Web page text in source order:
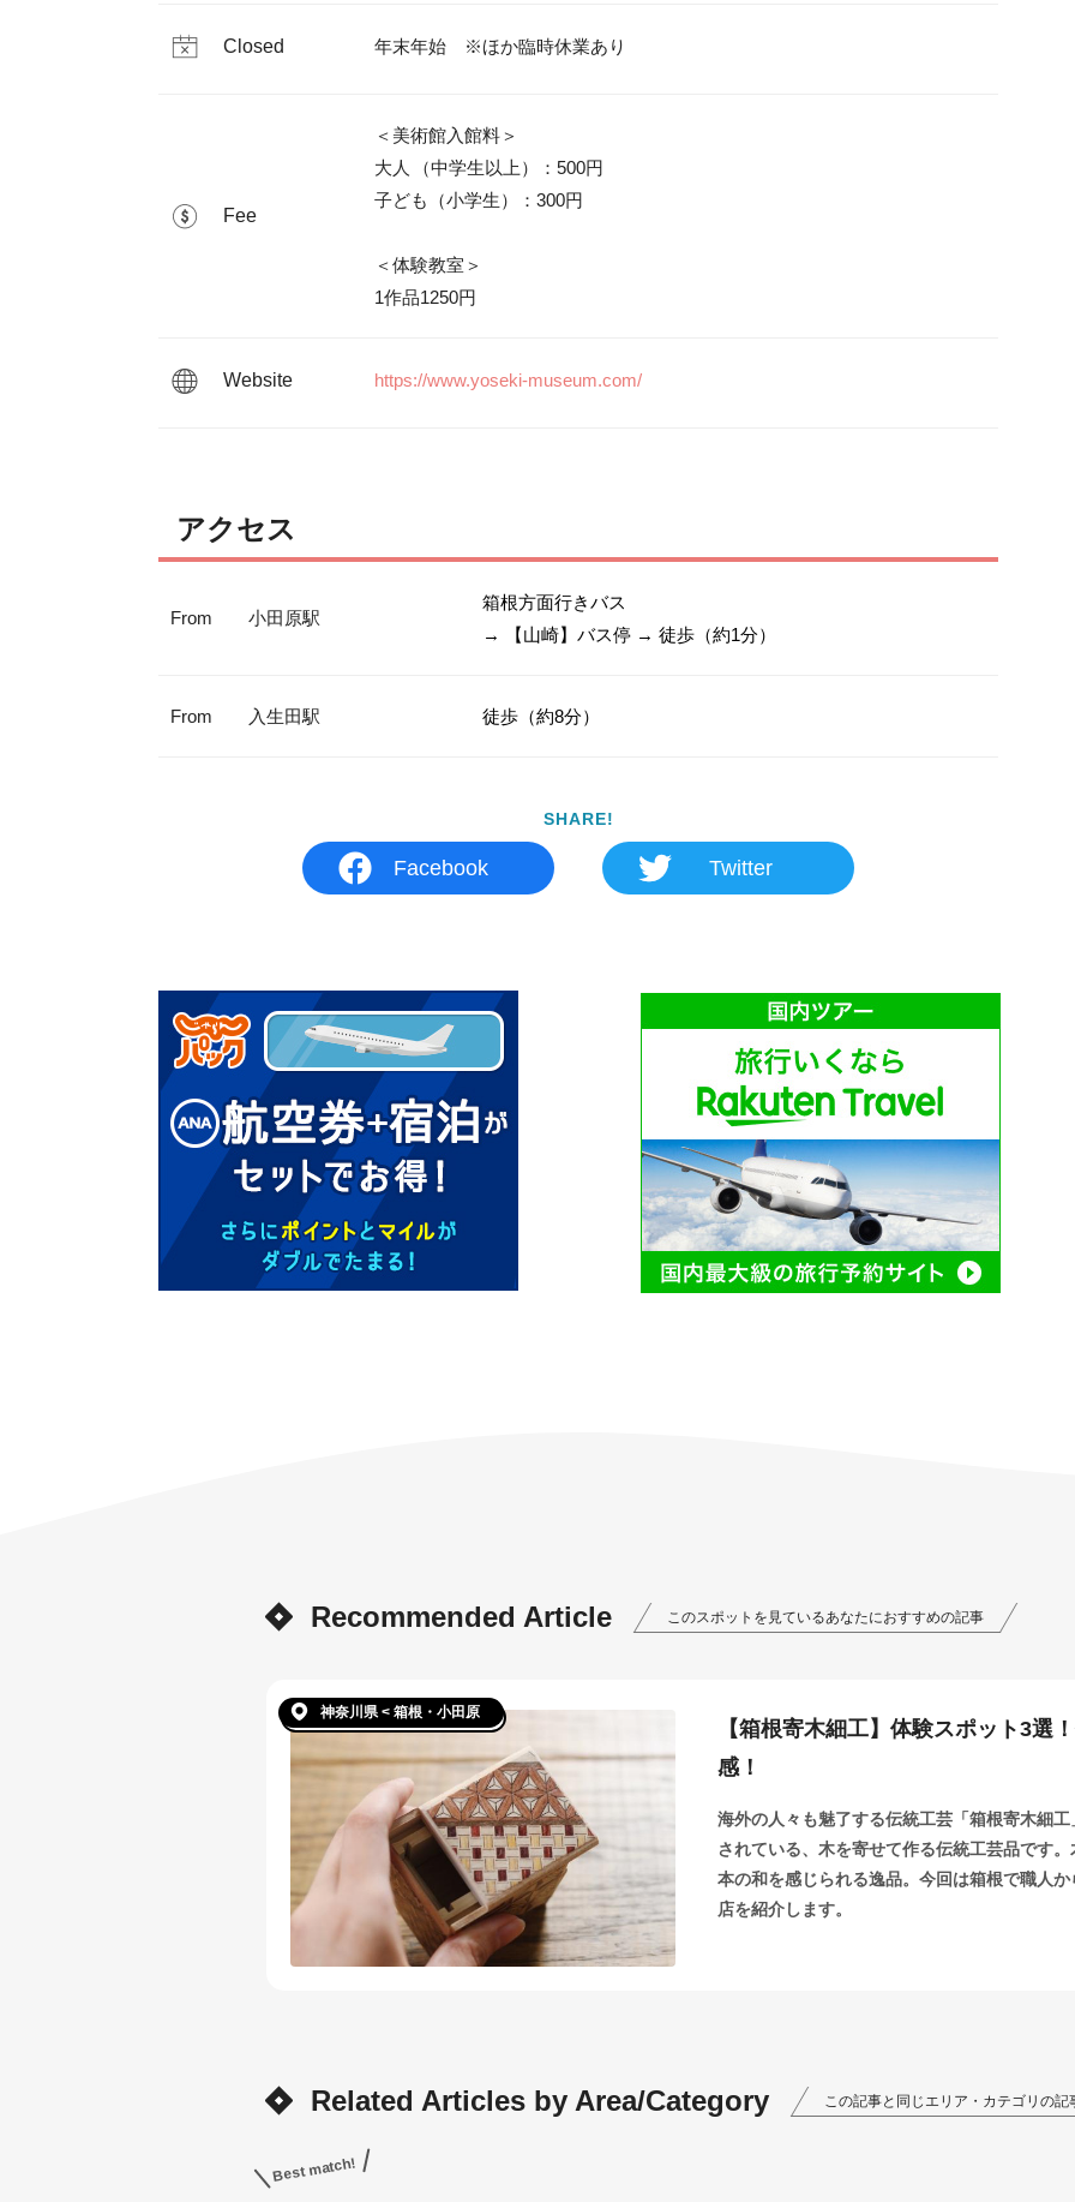
Closed 年末年始　※ほか臨時休業あり
Fee
＜美術館入館料＞
大人	（中学生以上）：500円
子ども（小学生）：300円
＜体験教室＞
1作品1250円
Website https://www.yoseki-museum.com/
アクセス
From 小田原駅
箱根方面行きバス
→ 【山崎】バス停 → 徒歩（約1分）
From 入生田駅 徒歩（約8分）
SHARE!
Facebook Twitter
Recommended Article このスポットを見ているあなたにおすすめの記事
神奈川県 < 箱根・小田原
【箱根寄木細工】体験スポット3選
感！
海外の人々も魅了する伝統工芸「箱根寄木細
されている、木を寄せて作る伝統工芸品です
本の和を感じられる逸品。今回は箱根で職人
店を紹介します。
Related Articles by Area/Category この記事と同じエリア・カテゴリの記
Best match!